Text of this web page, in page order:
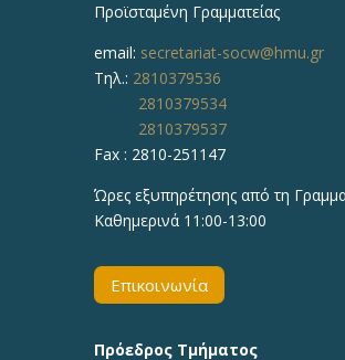
Προϊσταμένη Γραμματείας
email: secretariat-socw@hmu.gr
Τηλ.: 2810379536
2810379534
2810379537
Fax : 2810-251147
Ώρες εξυπηρέτησης από τη
Καθημερινά 11:00-13:00
Επικοινωνία
Πρόεδρος Τμήματος